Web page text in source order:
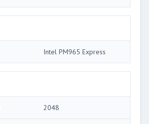
Intel PM965 Express
2048